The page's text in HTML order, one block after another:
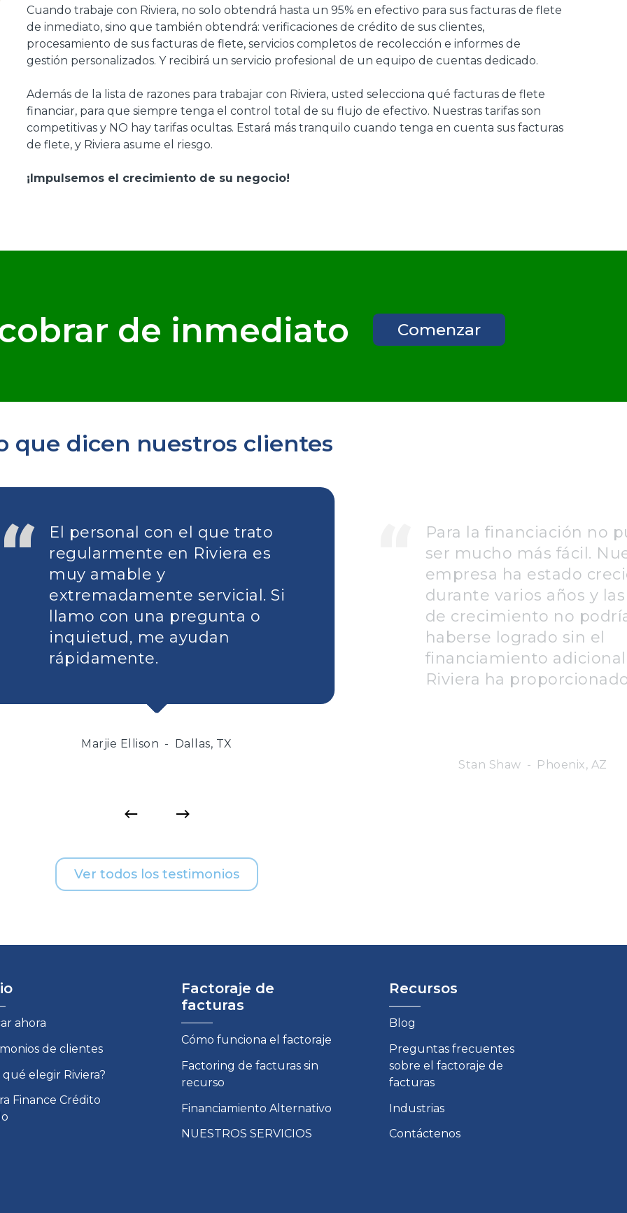
Cuando trabaje con Riviera, no solo obtendrá hasta un 95% en efectivo para sus facturas de flete
de inmediato, sino que también obtendrá: verificaciones de crédito de sus clientes,
procesamiento de sus facturas de flete, servicios completos de recolección e informes de
gestión personalizados. Y recibirá un servicio profesional de un equipo de cuentas dedicado.
Además de la lista de razones para trabajar con Riviera, usted selecciona qué facturas de flete
financiar, para que siempre tenga el control total de su flujo de efectivo. Nuestras tarifas son
competitivas y NO hay tarifas ocultas. Estará más tranquilo cuando tenga en cuenta sus facturas
de flete, y Riviera asume el riesgo.
¡Impulsemos el crecimiento de su negocio!
de inmediato Comenzar
que dicen nuestros clientes
El personal con el que trato
regularmente en Riviera es
muy amable y
extremadamente servicial. Si
llamo con una pregunta o
inquietud, me ayudan
rápidamente.
Marjie Ellison Dallas, TX
Para la financiación no
ser mucho más fácil.
empresa ha estado
durante varios años y
de crecimiento no
haberse logrado sin el
financiamiento
Riviera ha
Stan Shaw Phoenix, AZ
Ver todos los testimonios
ahora
de clientes
qué elegir Riviera?
Finance Crédito
Factoraje de
facturas
Cómo funciona el factoraje
Factoring de facturas sin
recurso
Financiamiento Alternativo
NUESTROS SERVICIOS
Recursos
Blog
Preguntas frecuentes
sobre el factoraje de
facturas
Industrias
Contáctenos